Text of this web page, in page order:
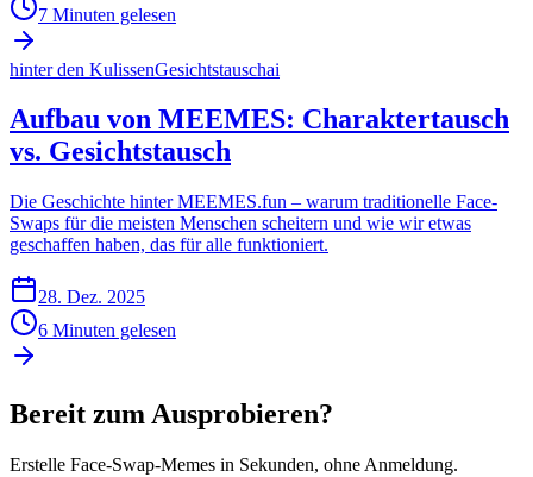
7 Minuten gelesen
hinter den KulissenGesichtstauschai
Aufbau von MEEMES: Charaktertausch
vs. Gesichtstausch
Die Geschichte hinter MEEMES.fun – warum traditionelle Face-
Swaps für die meisten Menschen scheitern und wie wir etwas
geschaffen haben, das für alle funktioniert.
28. Dez. 2025
6 Minuten gelesen
Bereit zum Ausprobieren?
Erstelle Face-Swap-Memes in Sekunden, ohne Anmeldung.